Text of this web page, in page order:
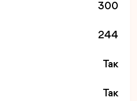
300
244
Так
Так